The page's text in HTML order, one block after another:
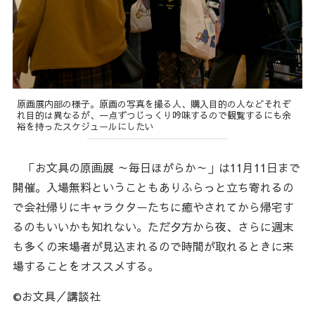
原画展内部の様子。原画の写真を撮る人、購入目的の人などそれぞ
れ目的は異なるが、一点ずつじっくり吟味するので観覧するにも余
裕を持ったスケジュールにしたい
「お文具の原画展 ～毎日ほがらか～」は11月11日まで
開催。入場無料ということもありふらっと立ち寄れるの
で会社帰りにキャラクターたちに癒やされてから帰宅す
るのもいいかも知れない。ただ夕方から夜、さらに週末
も多くの来場者が見込まれるので時間が取れるときに来
場することをオススメする。
©お文具／講談社